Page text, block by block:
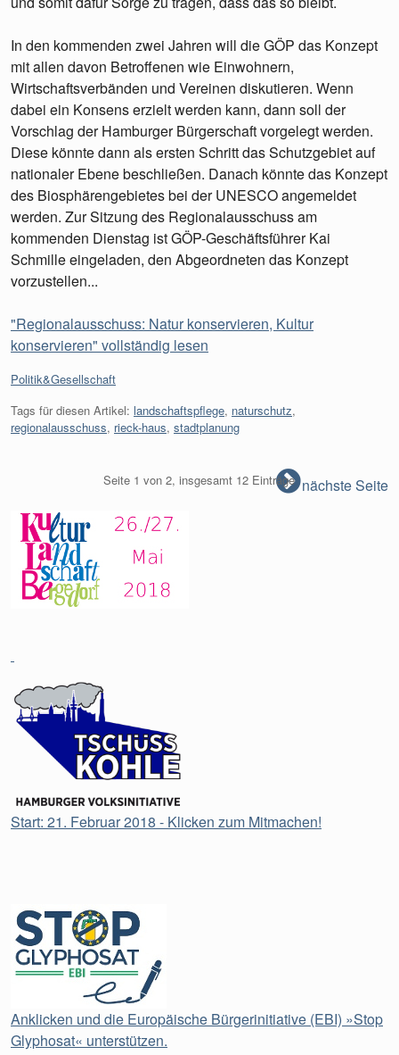
In den kommenden zwei Jahren will die GÖP das Konzept
mit allen davon Betroffenen wie Einwohnern,
Wirtschaftsverbänden und Vereinen diskutieren. Wenn
dabei ein Konsens erzielt werden kann, dann soll der
Vorschlag der Hamburger Bürgerschaft vorgelegt werden.
Diese könnte dann als ersten Schritt das Schutzgebiet auf
nationaler Ebene beschließen. Danach könnte das Konzept
des Biosphärengebietes bei der UNESCO angemeldet
werden. Zur Sitzung des Regionalausschuss am
kommenden Dienstag ist GÖP-Geschäftsführer Kai
Schmille eingeladen, den Abgeordneten das Konzept
vorzustellen...
"Regionalausschuss: Natur konservieren, Kultur
konservieren" vollständig lesen
Kategorien:
Politik&Gesellschaft
Tags für diesen Artikel: landschaftspflege, naturschutz,
regionalausschuss, rieck-haus, stadtplanung
Seite 1 von 2, insgesamt 12 Einträge nächste Seite
Start: 21. Februar 2018 - Klicken zum Mitmachen!
Anklicken und die Europäische Bürgerinitiative (EBI) »Stop
Glyphosat« unterstützen.